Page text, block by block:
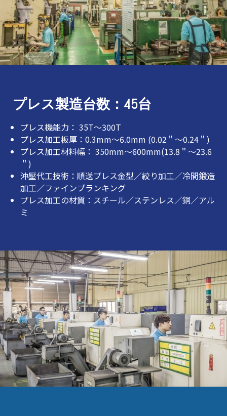
プレス製造台数：45台
プレス機能力： 35T～300T
プレス加工板厚：0.3mm～6.0mm (0.02＂～0.24＂)
プレス加工材料幅： 350mm～600mm(13.8＂～23.6
＂)
沖壓代工技術：順送プレス金型／絞り加工／冷間鍛造
加工／ファインブランキング
プレス加工の材質：スチール／ステンレス／銅／アル
ミ